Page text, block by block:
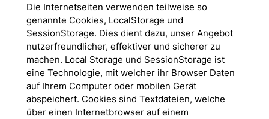
Die Internetseiten verwenden teilweise so
genannte Cookies, LocalStorage und
SessionStorage. Dies dient dazu, unser Angebot
nutzerfreundlicher, effektiver und sicherer zu
machen. Local Storage und SessionStorage ist
eine Technologie, mit welcher ihr Browser Daten
auf Ihrem Computer oder mobilen Gerät
abspeichert. Cookies sind Textdateien, welche
über einen Internetbrowser auf einem